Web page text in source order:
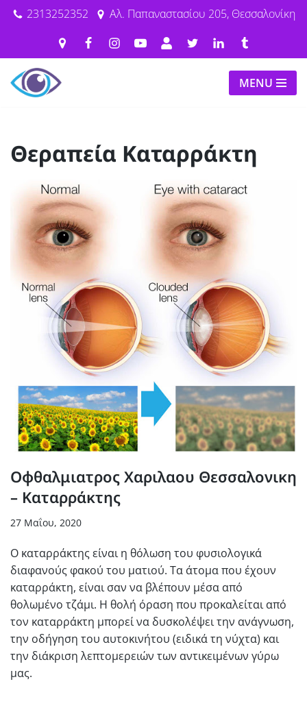
Μεταπηδήστε
περιεχόμενο
2313252352 Αλ. Παπαναστασίου 205, Θεσσαλονίκη
MENU
Θεραπεία Καταρράκτη
Οφθαλμιατρος Χαριλαου Θεσσαλονικη
– Καταρράκτης
27 Μαΐου, 2020
Ο καταρράκτης είναι η θόλωση του φυσιολογικά
διαφανούς φακού του ματιού. Τα άτομα που έχουν
καταρράκτη, είναι σαν να βλέπουν μέσα από
θολωμένο τζάμι. Η θολή όραση που προκαλείται από
τον καταρράκτη μπορεί να δυσκολέψει την ανάγνωση,
την οδήγηση του αυτοκινήτου (ειδικά τη νύχτα) και
την διάκριση λεπτομερειών των αντικειμένων γύρω
μας.